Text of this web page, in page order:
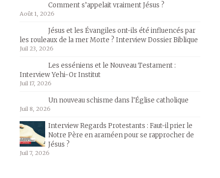
Comment s’appelait vraiment Jésus ?
Août 1, 2026
Jésus et les Évangiles ont-ils été influencés par
les rouleaux de la mer Morte ? Interview Dossier Biblique
Juil 23, 2026
Les esséniens et le Nouveau Testament :
Interview Yehi-Or Institut
Juil 17, 2026
Un nouveau schisme dans l’Église catholique
Juil 8, 2026
Interview Regards Protestants : Faut-il prier le
Notre Père en araméen pour se rapprocher de
Jésus ?
Juil 7, 2026